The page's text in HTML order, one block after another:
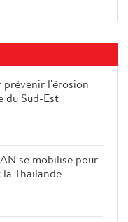
prévenir l'érosion
du Sud-Est
se mobilise pour
Thaïlande